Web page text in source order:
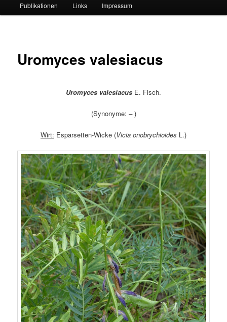
Publikationen Links Impressum
Uromyces valesiacus
Uromyces valesiacus E. Fisch.
(Synonyme: –)
Wirt: Esparsetten-Wicke (Vicia onobrychioides L.)